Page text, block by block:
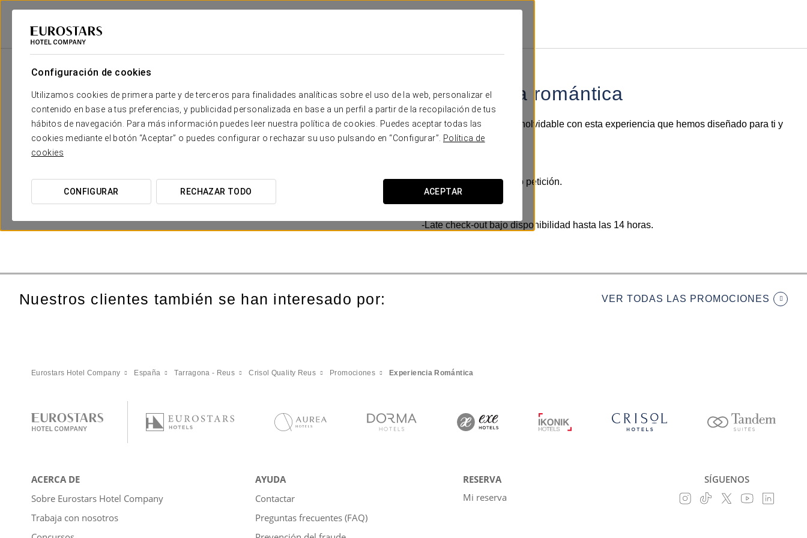
Configuración de cookies
Utilizamos cookies de primera parte y de terceros para finalidades analíticas sobre el uso de la web, personalizar el
contenido en base a tus preferencias, y publicidad personalizada en base a un perfil a partir de la recopilación de tus
hábitos de navegación. Para más información puedes leer nuestra política de cookies. Puedes aceptar todas las
cookies mediante el botón “Aceptar” o puedes configurar o rechazar su uso pulsando en “Configurar”.
Política de
cookies
CONFIGURAR RECHAZAR TODO ACEPTAR
Eurostars Hotel Company
Experiencia romántica
Disfruta de una noche inolvidable con esta experiencia que hemos diseñado para ti y
esa persona especial.
-Cama matrimonial bajo petición.
-Botella de cava.
-Late check-out bajo disponibilidad hasta las 14 horas.
Nuestros clientes también se han interesado por: VER TODAS LAS PROMOCIONES
Eurostars Hotel Company España Tarragona - Reus Crisol Quality Reus Promociones Experiencia Romántica
ACERCA DE
Sobre Eurostars Hotel Company
Trabaja con nosotros
AYUDA
Contactar
Preguntas frecuentes (FAQ)
RESERVA
Mi reserva
SÍGUENOS